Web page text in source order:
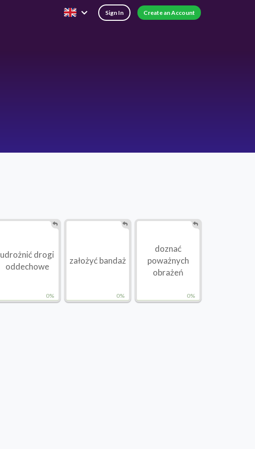
Sign In Create an Account
0%
udrożnić drogi
oddechowe
0%
założyć bandaż
0%
doznać
poważnych
obrażeń